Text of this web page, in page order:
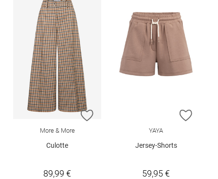
ZUR WUNSCHLISTE HINZUFÜGEN
More & More
Culotte
89,99 €
ZUR
YAYA
Jersey-Shorts
59,95 €